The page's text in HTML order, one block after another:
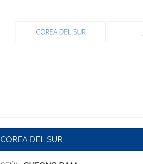
COREA DEL SUR
COREA DEL SUR